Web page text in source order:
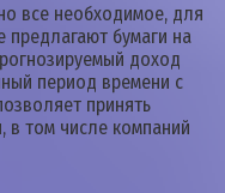
все необходимое, для
предлагают бумаги на
доход
период времени с
принять
в том числе компаний